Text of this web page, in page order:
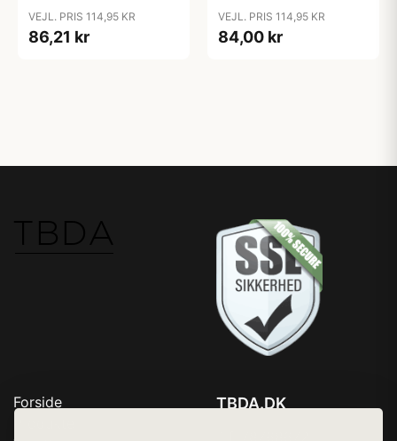
VEJL. PRIS 114,95 KR
86,21 kr
VEJL. PRIS 114,95 KR
84,00 kr
Forside
TBDA.DK